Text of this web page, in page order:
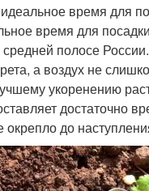
время для
время для
полосе
а воздух не
укоренению
достаточно
окрепло до